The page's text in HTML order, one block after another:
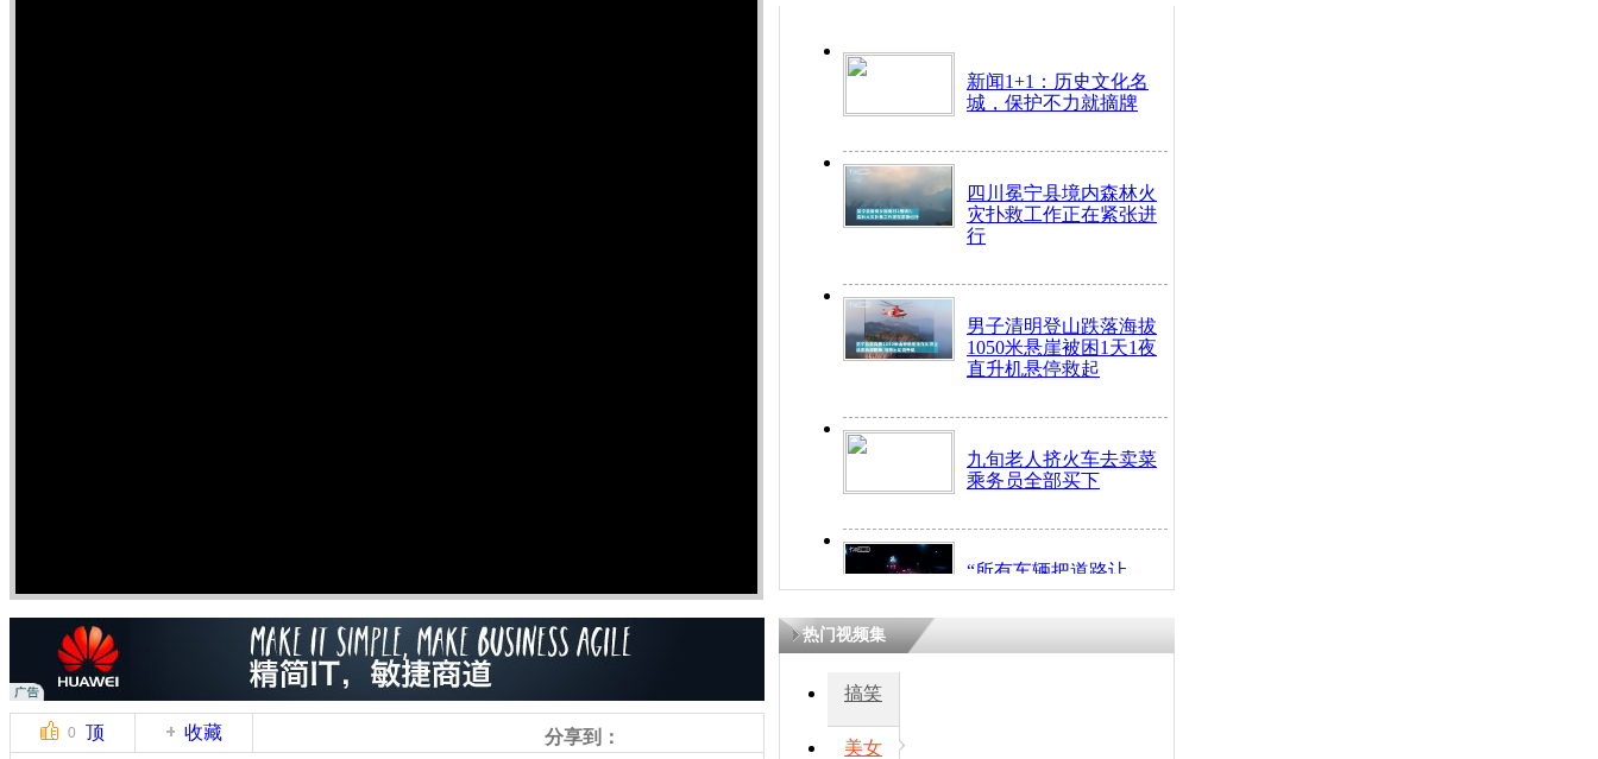
新闻1+1：历史文化名
城，保护不力就摘牌
四川冕宁县境内森林火
灾扑救工作正在紧张进
行
男子清明登山跌落海拔
1050米悬崖被困1天1夜
直升机悬停救起
九旬老人挤火车去卖菜
乘务员全部买下
“所有车辆把道路让
开！”儿童突发疾病交
0 顶 收藏 分享到：
热门视频集
搞笑
美女